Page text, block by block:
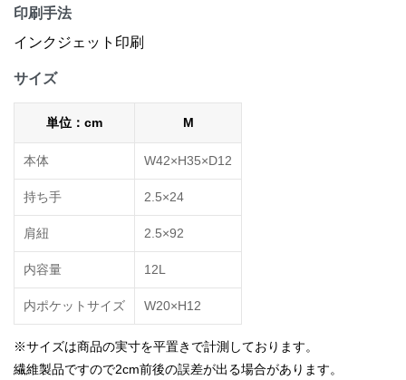
印刷手法
インクジェット印刷
サイズ
単位：cm M
本体 W42×H35×D12
持ち手 2.5×24
肩紐 2.5×92
内容量 12L
内ポケットサイズ W20×H12
※サイズは商品の実寸を平置きで計測しております。
繊維製品ですので2cm前後の誤差が出る場合があります。